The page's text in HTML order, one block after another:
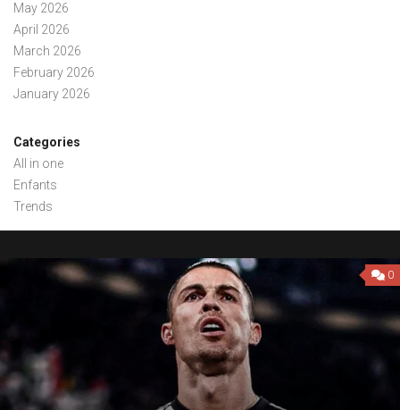
May 2026
April 2026
March 2026
February 2026
January 2026
Categories
All in one
Enfants
Trends
0